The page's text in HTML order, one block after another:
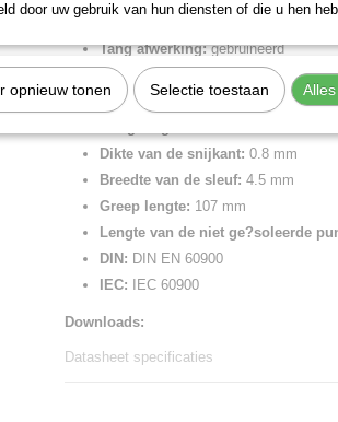
Tang afwerking:gebruineerd
Benen/handgrepen:
geisoleerde
Uitvoering:
Dikte van de snijkant: 0.8 mm
Breedte van de sleuf: 4.5 mm
Greep lengte: 107 mm
Lengte van de niet ge?soleerde
DIN: DIN EN 60900
IEC:
IEC 60900
Downloads:
Datasheet specificaties
door uw gebruik van hun diensten of die u hen
opnieuw tonen Selectie toestaan